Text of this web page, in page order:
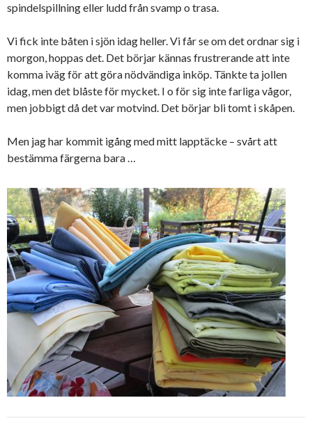
spindelspillning eller ludd från svamp o trasa.
Vi fick inte båten i sjön idag heller. Vi får se om det ordnar sig i
morgon, hoppas det. Det börjar kännas frustrerande att inte
komma iväg för att göra nödvändiga inköp. Tänkte ta jollen
idag, men det blåste för mycket. I o för sig inte farliga vågor,
men jobbigt då det var motvind. Det börjar bli tomt i skåpen.
Men jag har kommit igång med mitt lapptäcke – svårt att
bestämma färgerna bara …